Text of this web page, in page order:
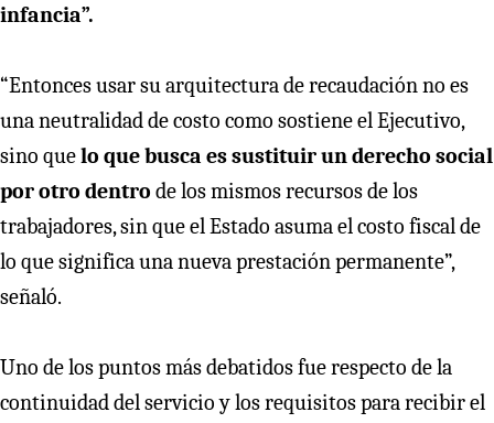
infancia”.
“Entonces usar su arquitectura de recaudación no es
una neutralidad de costo como sostiene el Ejecutivo,
sino quelo que busca es sustituir un derecho social
por otro dentro de los mismos recursos de los
trabajadores, sin que el Estado asuma el costo fiscal de
lo que significa una nueva prestación permanente”,
señaló.
Uno de los puntos más debatidos fue respecto de la
continuidad del servicio y los requisitos para recibir el